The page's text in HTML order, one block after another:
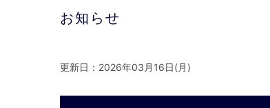
お知らせ
更新日：2026年03月16日(月)